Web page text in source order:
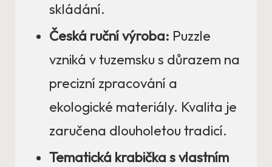
skládání.
Česká ruční výroba: Puzzle
vzniká v tuzemsku s důrazem na
precizní zpracování a
ekologické materiály. Kvalita je
zaručena dlouholetou tradicí.
Tematická krabička s vlastním